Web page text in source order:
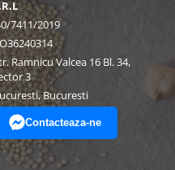
7411/2019
Ramnicu Valcea 16 Bl. 34,
3
Bucuresti
Contacteaza-ne